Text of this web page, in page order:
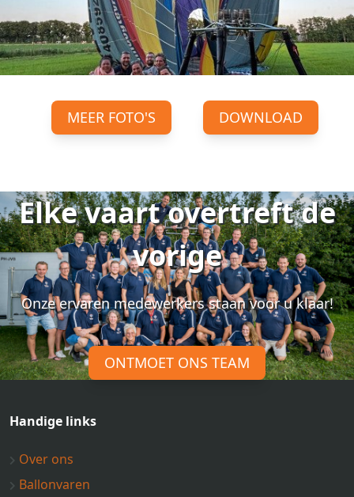
MEER FOTO'S DOWNLOAD
Elke vaart overtreft de
vorige
Onze ervaren medewerkers staan voor u klaar!
ONTMOET ONS TEAM
Handige links
Over ons
Ballonvaren